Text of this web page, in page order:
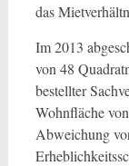
das
Im 2013
von 48
bestellter
Wohnfläche
Abweichung